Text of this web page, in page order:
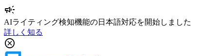
campaign
AIライティング検知機能の日本語対応を開始しました
詳しく知る
cancel